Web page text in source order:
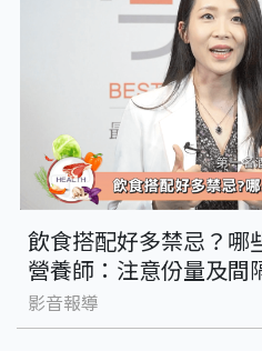
飲食搭配好多禁忌？哪
營養師：注意份量及間
影音報導